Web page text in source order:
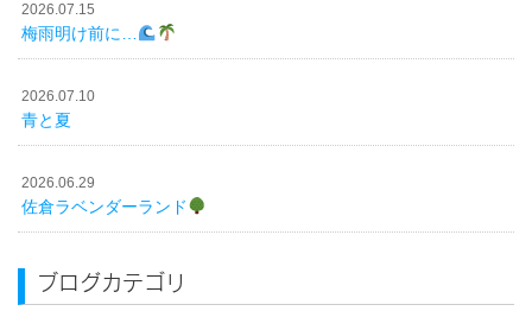
2026.07.15
梅雨明け前に…
2026.07.10
青と夏
2026.06.29
佐倉ラベンダーランド
ブログカテゴリ